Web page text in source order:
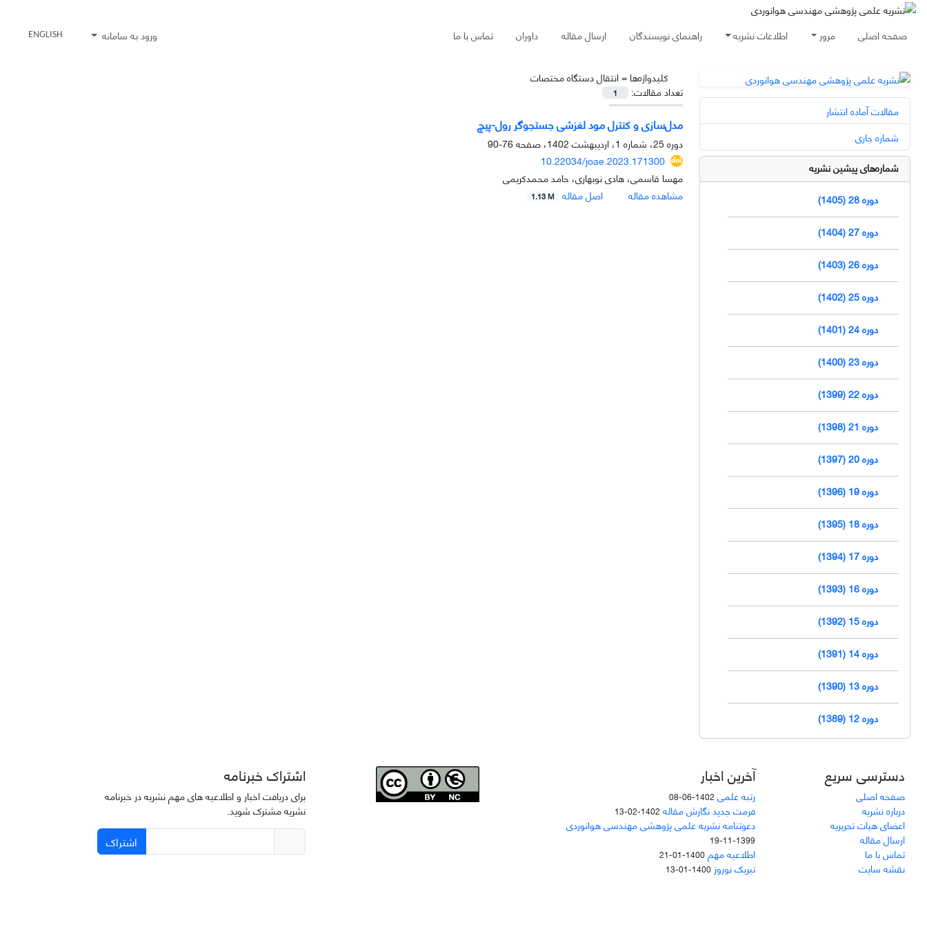
صفحه اصلی مرور اطلاعات نشریه راهنمای نویسندگان ارسال مقاله داوران تماس با ما ورود به سامانه ENGLISH
کلیدواژه‌ها =انتقال دستگاه مختصات
تعداد مقالات:
1
مدل‌سازی و کنترل مود لغزشی جستجوگر رول-پیچ
دوره 25، شماره 1، اردیبهشت 1402، صفحه
76-90
10.22034/joae.2023.171300
مهسا قاسمی، هادی نوبهاری، حامد محمدکریمی
مشاهده مقاله
اصل مقاله 1.13 M
مقالات آماده انتشار
شماره جاری
شماره‌های پیشین نشریه
دوره 28 (1405)
دوره 27 (1404)
دوره 26 (1403)
دوره 25 (1402)
دوره 24 (1401)
دوره 23 (1400)
دوره 22 (1399)
دوره 21 (1398)
دوره 20 (1397)
دوره 19 (1396)
دوره 18 (1395)
دوره 17 (1394)
دوره 16 (1393)
دوره 15 (1392)
دوره 14 (1391)
دوره 13 (1390)
دوره 12 (1389)
دسترسی سریع
صفحه اصلی
درباره نشریه
اعضای هیات تحریریه
ارسال مقاله
تماس با ما
نقشه سایت
آخرین اخبار
رتبه علمی 1402-06-08
فرمت جدید نگارش مقاله 1402-02-13
دعوتنامه نشریه علمی پژوهشی مهندسی هوانوردی
1399-11-19
اطلاعیه مهم1400-01-21
تبریک نوروز 1400-01-13
اشتراک خبرنامه
برای دریافت اخبار و اطلاعیه های مهم نشریه در خبرنامه
نشریه مشترک شوید.
اشتراک